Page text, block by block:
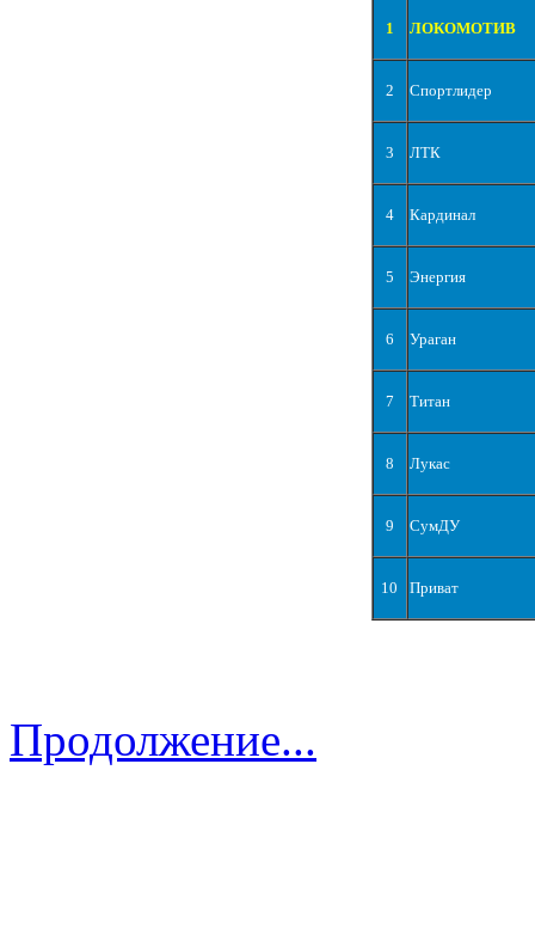
1 ЛОКОМОТИВ
2 Спортлидер
3 ЛТК
4 Кардинал
5 Энергия
6 Ураган
7 Титан
8 Лукас
9 СумДУ
10 Приват
Продолжение...